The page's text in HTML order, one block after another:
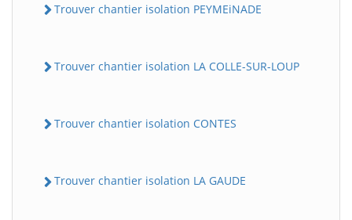
Trouver chantier isolation PEYMEiNADE
Trouver chantier isolation LA COLLE-SUR-LOUP
Trouver chantier isolation CONTES
Trouver chantier isolation LA GAUDE